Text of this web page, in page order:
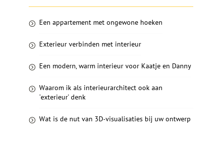
Een appartement met ongewone hoeken
Exterieur verbinden met interieur
Een modern, warm interieur voor Kaatje en Danny
Waarom ik als interieurarchitect ook aan
‘exterieur’ denk
Wat is de nut van 3D-visualisaties bij uw ontwerp